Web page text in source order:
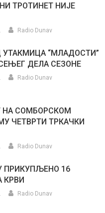
ТРОТИНЕТ НИЈЕ
Radio Dunav
УТАКМИЦА “МЛАДОСТИ”
ДЕЛА СЕЗОНЕ
Radio Dunav
СОМБОРСКОМ
ЧЕТВРТИ ТРКАЧКИ
Radio Dunav
ПРИКУПЉЕНО 16
КРВИ
Radio Dunav